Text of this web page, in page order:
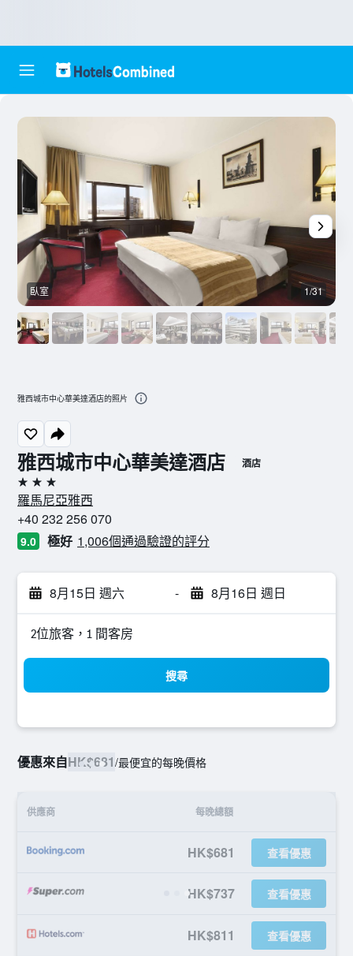
雅西城市中心華美達酒店 酒店
3星級
羅馬尼亞雅西
+40 232 256 070
9.0 極好 1,006個通過驗證的評分
8月15日 週六 - 8月16日 週日
2位旅客，1 間客房
搜尋
優惠來自HK$681/最便宜的每晚價格
供應商 每晚總額
HK$681 查看優惠
HK$737 查看優惠
HK$811 查看優惠
臥室 1/31
雅西城市中心華美達酒店的照片